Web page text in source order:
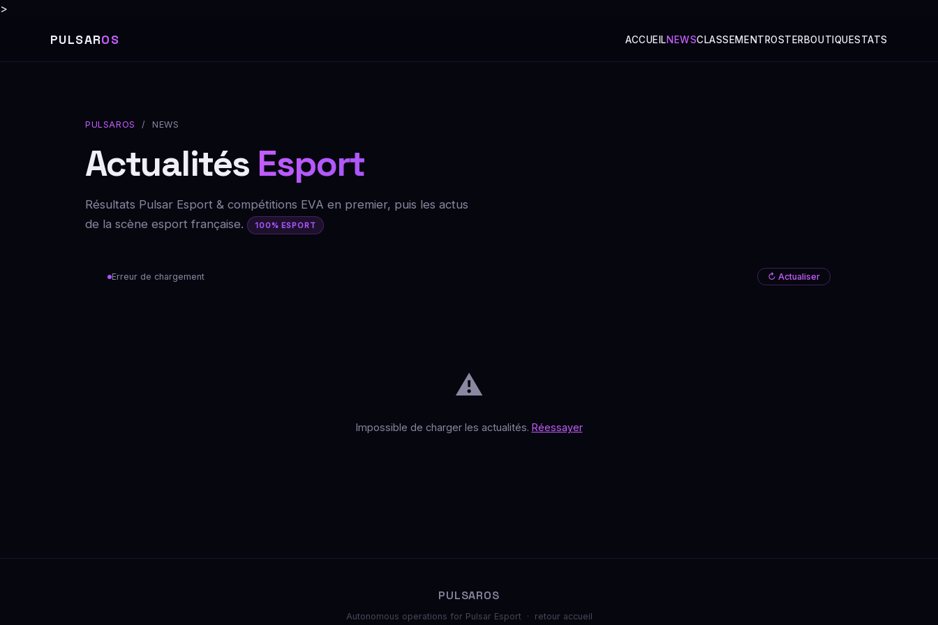
>
PULSAROS ACCUEILNEWSCLASSEMENT ROSTERBOUTIQUESTATS
PULSAROS / NEWS
Actualités Esport
Résultats Pulsar Esport & compétitions EVA en premier, puis les actus
de la scène esport française.
100% ESPORT
Erreur de chargement ↻ Actualiser
⚠️
Impossible de charger les actualités. Réessayer
PULSAROS
Autonomous operations for Pulsar Esport · retour accueil